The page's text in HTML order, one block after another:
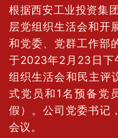
根据西安工业投资集
层党组织生活会和开
和党委、党群工作部
于2023年2月23日下
组织生活会和民主评
式党员和1名预备党
假）。公司党委书记
会议。